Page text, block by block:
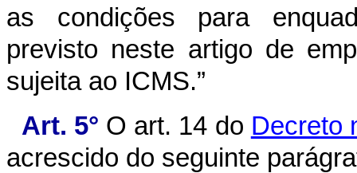
as condições para
previsto neste artigo de
sujeita ao ICMS.”
Art. 5° O art. 14 do Decreto
acrescido do seguinte